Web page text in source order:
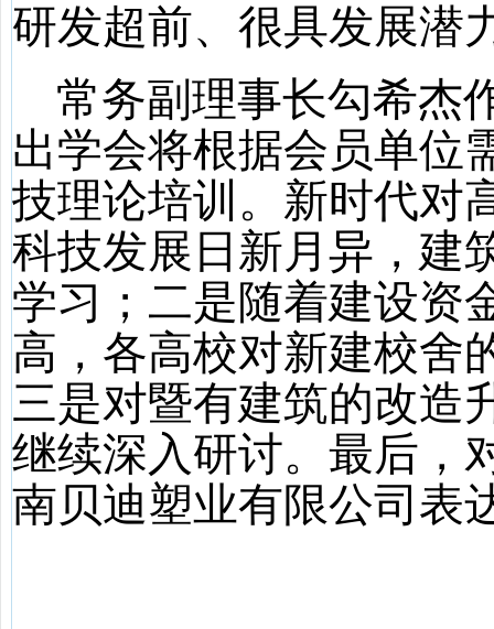
研发超前、很具发展潜
常务副理事长勾希杰
出学会将根据会员单位
技理论培训。新时代对
科技发展日新月异，建
学习；二是随着建设资
高，各高校对新建校舍
三是对暨有建筑的改造
继续深入研讨。最后，
南贝迪塑业有限公司表